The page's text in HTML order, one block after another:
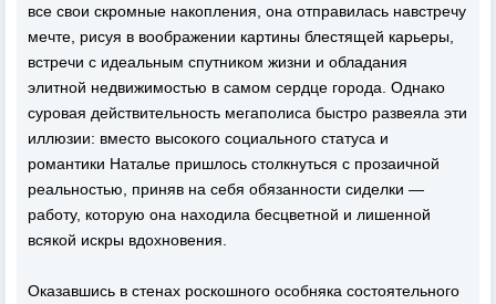
все свои скромные накопления, она отправилась навстречу
мечте, рисуя в воображении картины блестящей карьеры,
встречи с идеальным спутником жизни и обладания
элитной недвижимостью в самом сердце города. Однако
суровая действительность мегаполиса быстро развеяла эти
иллюзии: вместо высокого социального статуса и
романтики Наталье пришлось столкнуться с прозаичной
реальностью, приняв на себя обязанности сиделки —
работу, которую она находила бесцветной и лишенной
всякой искры вдохновения.
Оказавшись в стенах роскошного особняка состоятельного